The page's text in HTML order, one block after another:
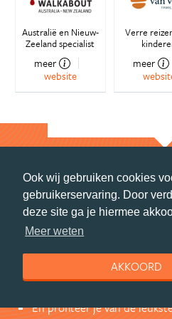
Ook wij gebruiken cookies
gebruikerservaring. Door
deze site ga je hiermee
Meer weten
AKKOORD
Australië en Nieuw-
Zeeland specialist
meer
website
Verre
meer
Stay
Wil jij elke maand
Schrijf je in voor de
boordevol foto's,
En profiteer je van de